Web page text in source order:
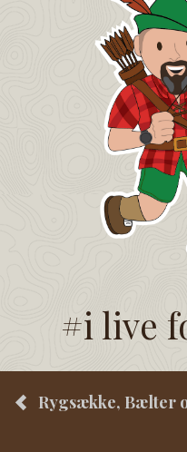
#i live
Rygsække, Bælter